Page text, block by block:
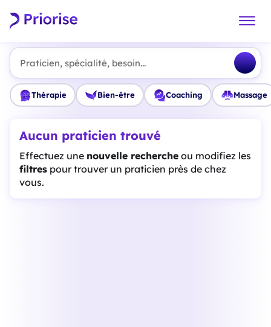
Praticien, spécialité, besoin...
Thérapie Bien-être Coaching Massage
Aucun praticien trouvé
Effectuez une nouvelle recherche ou modifiez les
filtres pour trouver un praticien près de chez
vous.